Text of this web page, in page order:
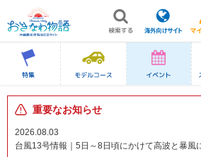
重要なお知らせ
2026.08.03
台風13号情報｜5日～8日頃にかけて高波と暴風